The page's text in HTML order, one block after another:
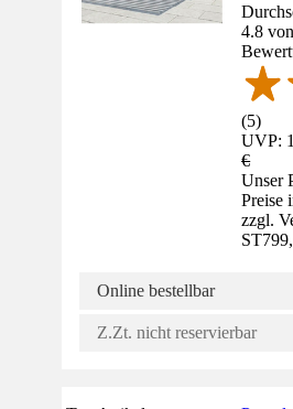
4.8
(5)
UVP:
€
Unser
Preise
zzgl.
ST
Online bestellbar
Z.Zt. nicht reservierbar